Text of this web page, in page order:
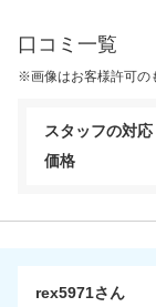
口コミ一覧
※画像はお客様許可の
スタッフの対応
価格
rex5971さん